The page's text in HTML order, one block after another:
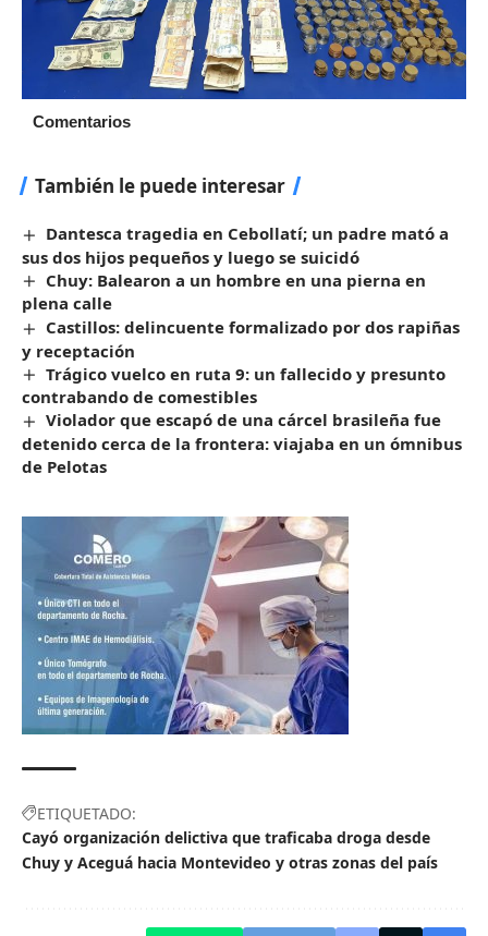
Comentarios
También le puede interesar
Dantesca tragedia en Cebollatí; un padre mató a
sus dos hijos pequeños y luego se suicidó
Chuy: Balearon a un hombre en una pierna en
plena calle
Castillos: delincuente formalizado por dos rapiñas
y receptación
Trágico vuelco en ruta 9: un fallecido y presunto
contrabando de comestibles
Violador que escapó de una cárcel brasileña fue
detenido cerca de la frontera: viajaba en un ómnibus
de Pelotas
ETIQUETADO:
Cayó organización delictiva que traficaba droga desde
Chuy y Aceguá hacia Montevideo y otras zonas del país